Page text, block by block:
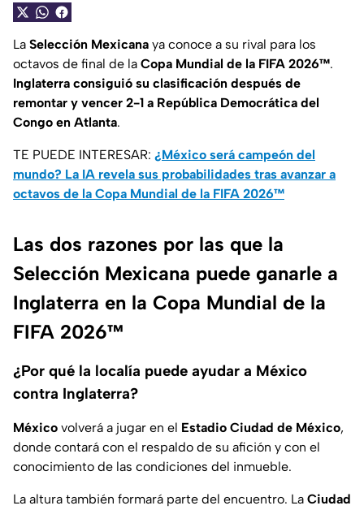
La Selección Mexicana ya conoce a su rival para los
octavos de final de la Copa Mundial de la FIFA 2026™.
Inglaterra consiguió su clasificación después de
remontar y vencer 2-1 a República Democrática del
Congo en Atlanta.
TE PUEDE INTERESAR: ¿México será campeón del
mundo? La IA revela sus probabilidades tras avanzar a
octavos de la Copa Mundial de la FIFA 2026™
Las dos razones por las que la
Selección Mexicana puede ganarle a
Inglaterra en la Copa Mundial de la
FIFA 2026™
¿Por qué la localía puede ayudar a México
contra Inglaterra?
México volverá a jugar en el Estadio Ciudad de México,
donde contará con el respaldo de su afición y con el
conocimiento de las condiciones del inmueble.
La altura también formará parte del encuentro. La Ciudad